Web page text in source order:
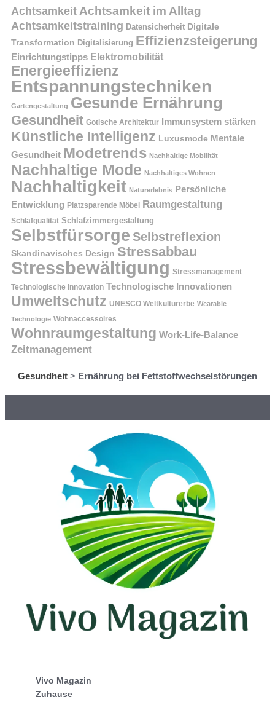
Achtsamkeit Achtsamkeit im Alltag
Achtsamkeitstraining Datensicherheit Digitale
Transformation Digitalisierung Effizienzsteigerung
Einrichtungstipps Elektromobilität
Energieeffizienz
Entspannungstechniken
Gartengestaltung Gesunde Ernährung
Gesundheit Gotische Architektur Immunsystem stärken
Künstliche Intelligenz Luxusmode Mentale
Gesundheit Modetrends Nachhaltige Mobilität
Nachhaltige Mode Nachhaltiges Wohnen
Nachhaltigkeit Naturerlebnis Persönliche
Entwicklung Platzsparende Möbel Raumgestaltung
Schlafqualität Schlafzimmergestaltung
Selbstfürsorge Selbstreflexion
Skandinavisches Design Stressabbau
Stressbewältigung Stressmanagement
Technologische Innovation Technologische Innovationen
Umweltschutz UNESCO Weltkulturerbe Wearable
Technologie Wohnaccessoires
Wohnraumgestaltung Work-Life-Balance
Zeitmanagement
Gesundheit > Ernährung bei Fettstoffwechselstörungen
Vivo Magazin
Zuhause